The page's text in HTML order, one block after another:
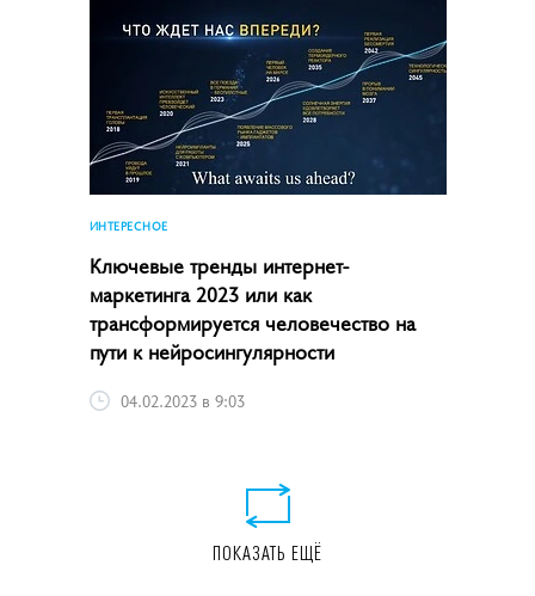
ИНТЕРЕСНОЕ
Ключевые тренды интернет-
маркетинга­ 2023 или как
трансформируется человечество на
пути к нейросингулярности
04.02.2023 в 9:03
ПОКАЗАТЬ ЕЩЁ